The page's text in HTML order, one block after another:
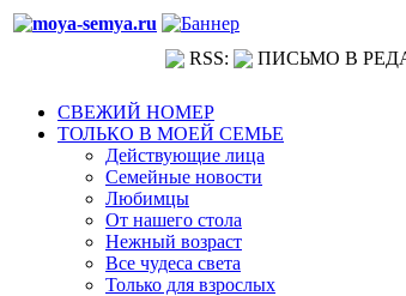
RSS: ПИСЬМО В
СВЕЖИЙ НОМЕР
ТОЛЬКО В МОЕЙ СЕМЬЕ
Действующие лица
Семейные новости
Любимцы
От нашего стола
Нежный возраст
Все чудеса света
Только для взрослых